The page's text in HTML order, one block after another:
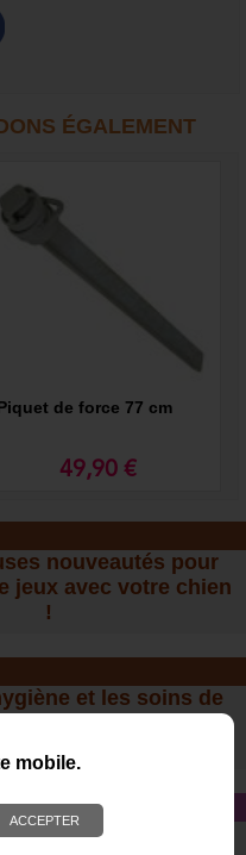
mobile.
ÉGALEMENT
de force 77 cm
49,90 €
nouveautés pour
jeux avec votre chien
!
et les soins de
chez le chien :